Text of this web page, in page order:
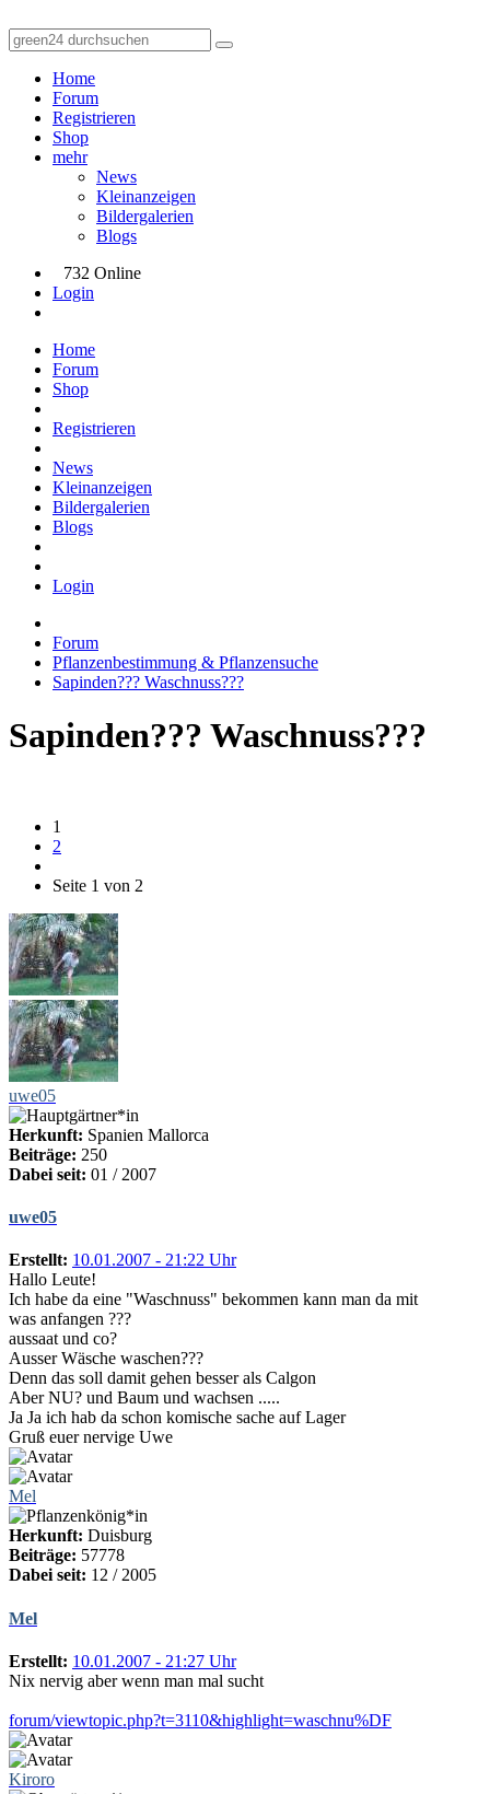
Home
Forum
Registrieren
Shop
mehr
News
Kleinanzeigen
Bildergalerien
Blogs
732 Online
Login
Home
Forum
Shop
Registrieren
News
Kleinanzeigen
Bildergalerien
Blogs
Login
Forum
Pflanzenbestimmung & Pflanzensuche
Sapinden??? Waschnuss???
Sapinden??? Waschnuss???
1
2
Seite 1 von 2
uwe05
Herkunft: Spanien Mallorca
Beiträge: 250
Dabei seit: 01 / 2007
uwe05
Erstellt: 10.01.2007 - 21:22 Uhr
Hallo Leute!
Ich habe da eine "Waschnuss" bekommen kann man da mit
was anfangen ???
aussaat und co?
Ausser Wäsche waschen???
Denn das soll damit gehen besser als Calgon
Aber NU? und Baum und wachsen .....
Ja Ja ich hab da schon komische sache auf Lager
Gruß euer nervige Uwe
Mel
Herkunft: Duisburg
Beiträge: 57778
Dabei seit: 12 / 2005
Mel
Erstellt: 10.01.2007 - 21:27 Uhr
Nix nervig aber wenn man mal sucht
forum/viewtopic.php?t=3110&highlight=waschnu%DF
Kiroro